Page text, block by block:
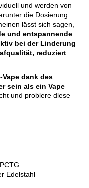
und werden von
die Dosierung
lässt sich sagen,
und entspannende
bei der Linderung
reduziert
Vape dank des
sein als ein Vape
und probiere diese
Edelstahl